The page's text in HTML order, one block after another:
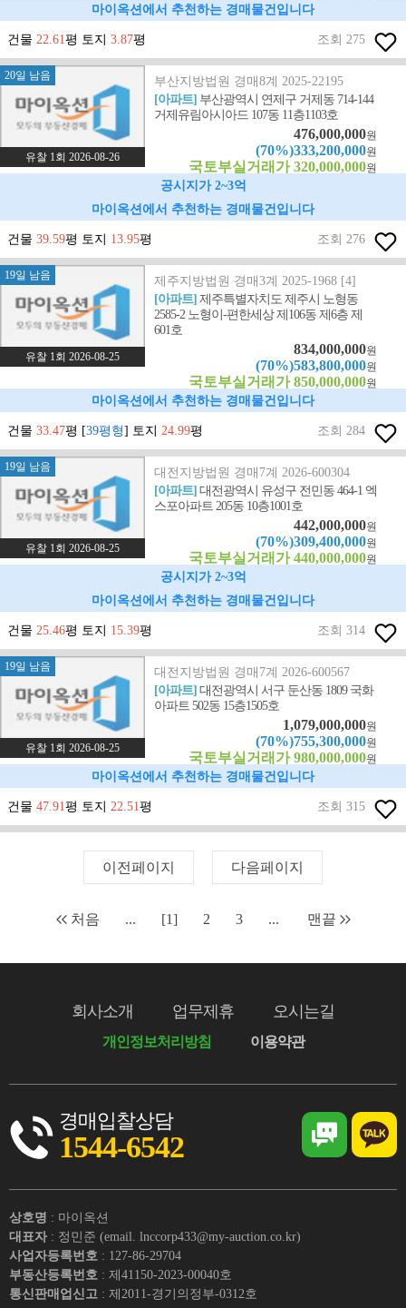
마이옥션에서 추천하는 경매물건입니다
건물 22.61평 토지 3.87평 조회 275
20일 남음
유찰 1회 2026-08-26
부산지방법원 경매8계 2025-22195
[아파트] 부산광역시 연제구 거제동 714-144
거제유림아시아드 107동 11층1103호
476,000,000원
(70%)333,200,000원
국토부실거래가 320,000,000원
공시지가 2~3억
마이옥션에서 추천하는 경매물건입니다
건물 39.59평 토지 13.95평 조회 276
19일 남음
유찰 1회 2026-08-25
제주지방법원 경매3계 2025-1968 [4]
[아파트]제주특별자치도 제주시 노형동
2585-2 노형이-편한세상 제106동 제6층 제
601호
834,000,000원
(70%)583,800,000원
국토부실거래가 850,000,000원
마이옥션에서 추천하는 경매물건입니다
건물 33.47평 [39평형] 토지 24.99평 조회 284
19일 남음
유찰 1회 2026-08-25
대전지방법원 경매7계 2026-600304
[아파트]대전광역시 유성구 전민동 464-1 엑
스포아파트 205동 10층1001호
442,000,000원
(70%)309,400,000원
국토부실거래가 440,000,000원
공시지가 2~3억
마이옥션에서 추천하는 경매물건입니다
건물 25.46평 토지 15.39평 조회 314
19일 남음
유찰 1회 2026-08-25
대전지방법원 경매7계 2026-600567
[아파트]대전광역시 서구 둔산동 1809 국화
아파트 502동 15층1505호
1,079,000,000원
(70%)755,300,000원
국토부실거래가 980,000,000원
마이옥션에서 추천하는 경매물건입니다
건물 47.91평 토지 22.51평 조회 315
이전페이지 다음페이지
처음 ... [1] 2 3 ... 맨끝
회사소개 업무제휴 오시는길
개인정보처리방침 이용약관
경매입찰상담
1544-6542
상호명 : 마이옥션
대표자 : 정민준 (email. lnccorp433@my-auction.co.kr)
사업자등록번호 : 127-86-29704
부동산등록번호 : 제41150-2023-00040호
통신판매업신고 : 제2011-경기의정부-0312호